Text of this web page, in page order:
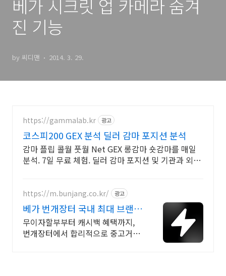
베가 시크릿 업 카메라 숨겨
진 기능
by 씨디맨 2014. 3. 29.
https://gammalab.kr 광고
코스피200 GEX 분석 딜러 감마 포지션 분석
감마 플립 콜월 풋월 Net GEX 롱감마 숏감마를 매일
분석. 7일 무료 체험. 딜러 감마 포지션 및 기관과 외국
https://m.bunjang.co.kr/ 광고
베가 번개장터 국내 최대 브랜드
중고거래
무이자할부부터 캐시백 혜택까지,
번개장터에서 합리적으로 중고거래